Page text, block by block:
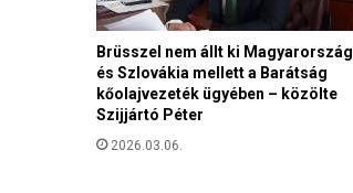
n
k
Brüsszel nem állt ki Magyarország
és Szlovákia mellett a Barátság
kőolajvezeték ügyében – közölte
Szijjártó Péter
2026.03.06.